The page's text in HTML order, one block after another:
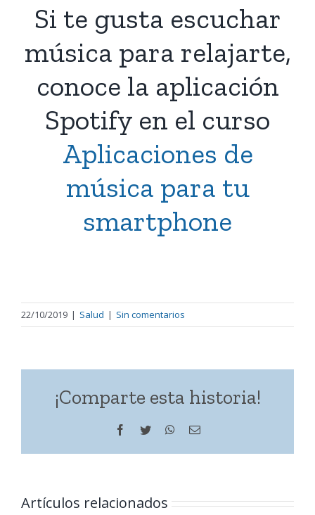
Si te gusta escuchar
música para relajarte,
conoce la aplicación
Spotify en el curso
Aplicaciones de
música para tu
smartphone
22/10/2019 | Salud | Sin comentarios
¡Comparte esta historia!
Facebook
Twitter WhatsApp
Correo
Artículos relacionados